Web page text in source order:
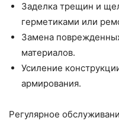
Заделка трещин и
герметиками или
Замена
материалов.
Усиление
армирования.
Регулярное